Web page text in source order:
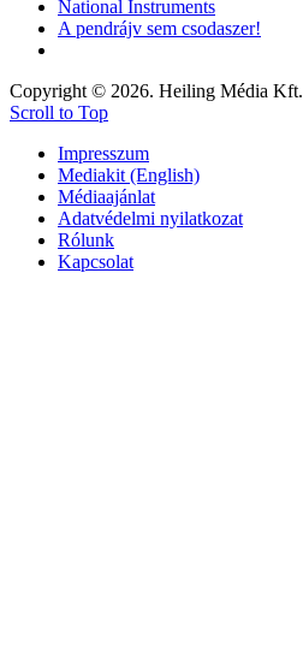
National Instruments
A pendrájv sem csodaszer!
Copyright © 2026. Heiling Média Kft.
Scroll to Top
Impresszum
Mediakit (English)
Médiaajánlat
Adatvédelmi nyilatkozat
Rólunk
Kapcsolat